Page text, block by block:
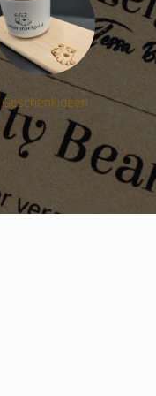
Geschenkideen